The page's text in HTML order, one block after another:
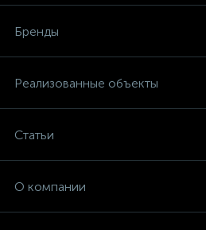
Бренды
Реализованные объекты
Статьи
О компании